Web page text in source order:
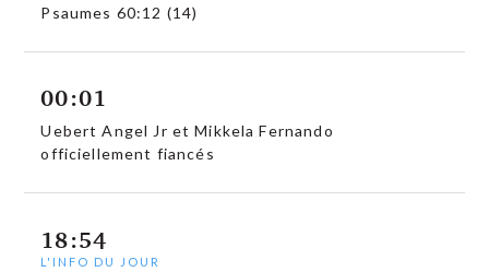
Psaumes 60:12 (14)
00:01
Uebert Angel Jr et Mikkela Fernando
officiellement fiancés
18:54
L'INFO DU JOUR